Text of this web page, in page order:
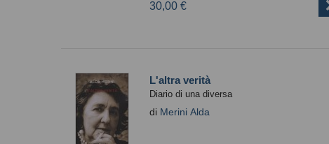
30,00 €
L'altra verità
Diario di una diversa
di Merini Alda